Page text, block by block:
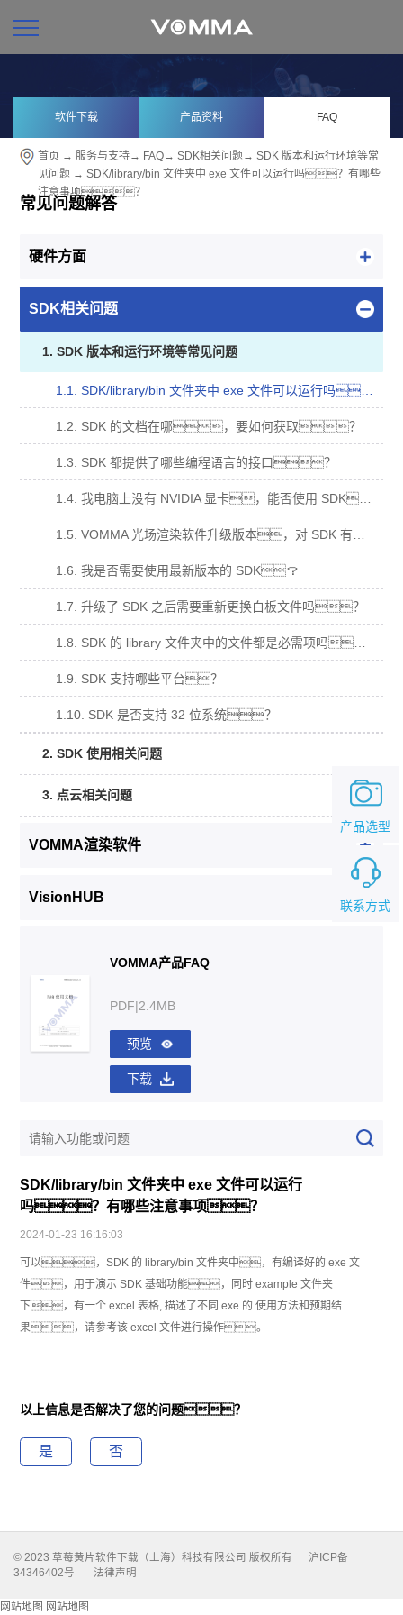
软件下载 产品资料 FAQ
首页 →服务与支持→ FAQ→SDK相关问题 →SDK 版本和运行环境等常
见问题 → SDK/library/bin 文件夹中 exe 文件可以运行吗？有哪些
注意事项？
常见问题解答
硬件方面
SDK相关问题
1. SDK 版本和运行环境等常见问题
1.2. SDK 的文档在哪，要如何获取？
1.3. SDK 都提供了哪些编程语言的接口？
1.6. 我是否需要使用最新版本的 SDK？
1.7. 升级了 SDK 之后需要重新更换白板文件吗？
1.9. SDK 支持哪些平台？
1.10. SDK 是否支持 32 位系统？
2. SDK 使用相关问题
3. 点云相关问题
VOMMA渲染软件
VisionHUB
VOMMA产品FAQ
PDF|2.4MB
预览
下载
SDK/library/bin 文件夹中 exe 文件可以运行
吗？有哪些注意事项？
2024-01-23 16:16:03
可以，SDK 的 library/bin 文件夹中，有编译好的 exe 文
件，用于演示 SDK 基础功能，同时 example 文件夹
下，有一个 excel 表格, 描述了不同 exe 的 使用方法和预期结
果，请参考该 excel 文件进行操作。
以上信息是否解决了您的问题？
是 否
© 2023 草莓黄片软件下载（上海）科技有限公司 版权所有
沪ICP备
34346402号
法律声明
联系方式
产品选型
网站地图 网站地图